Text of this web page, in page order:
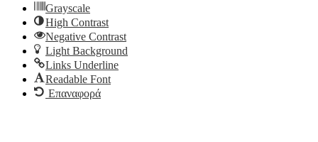
Grayscale
High Contrast
Negative Contrast
Light Background
Links Underline
Readable Font
Επαναφορά